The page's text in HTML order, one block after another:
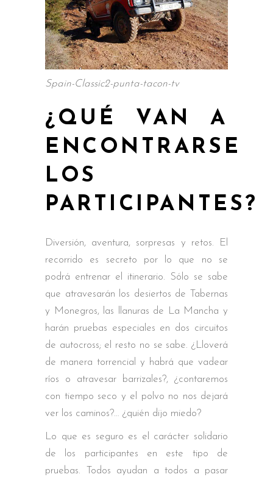
Spain-Classic2-punta-tacon-tv
¿QUÉ VAN A
ENCONTRARSE
LOS
PARTICIPANTES?
Diversión, aventura, sorpresas y retos. El
recorrido es secreto por lo que no se
podrá entrenar el itinerario. Sólo se sabe
que atravesarán los desiertos de Tabernas
y Monegros, las llanuras de La Mancha y
harán pruebas especiales en dos circuitos
de autocross; el resto no se sabe. ¿Lloverá
de manera torrencial y habrá que vadear
ríos o atravesar barrizales?, ¿contaremos
con tiempo seco y el polvo no nos dejará
ver los caminos?… ¿quién dijo miedo?
Lo que es seguro es el carácter solidario
de los participantes en este tipo de
pruebas. Todos ayudan a todos a pasar